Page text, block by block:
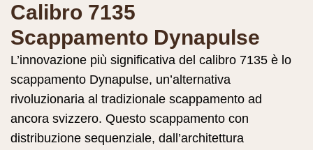
Calibro 7135
Scappamento Dynapulse
L’innovazione più significativa del calibro 7135 è lo
scappamento Dynapulse, un’alternativa
rivoluzionaria al tradizionale scappamento ad
ancora svizzero. Questo scappamento con
distribuzione sequenziale, dall’architettura